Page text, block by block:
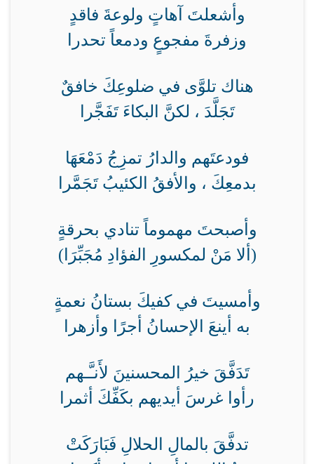
وأشعلتَ آهاتٍ ولوعةَ فاقدٍ
وزفرةَ مفجوعٍ ودمعاً تحدرا
هناك تلوَّى في ضلوعِكَ خافقٌ
تَجَلَّدَ ، لكنَّ البكاءَ تَفَجَّرا
فودعتَهم والدارُ تمزِجُ دَمْعَهَا
بدمعِكَ ، والأفقُ الكئيبُ تَجَمَّرا
وأصبحتَ مهموماً تنادي بحرقةٍ
(ألا مَنْ لمكسورِ الفؤادِ مُجَبِّرَا)
وأمسيتَ في كفيكَ بستانُ نعمةٍ
به أينعَ الإحسانُ أجرًا وأزهرا
تَدَفَّقَ خيرُ المحسنينَ لأَنـَّـهم
رأوا غرسَ أيديهم بكَفِّكَ أثمرا
تدفَّقَ بالمالِ الحلالِ فَبَارَكَتْ